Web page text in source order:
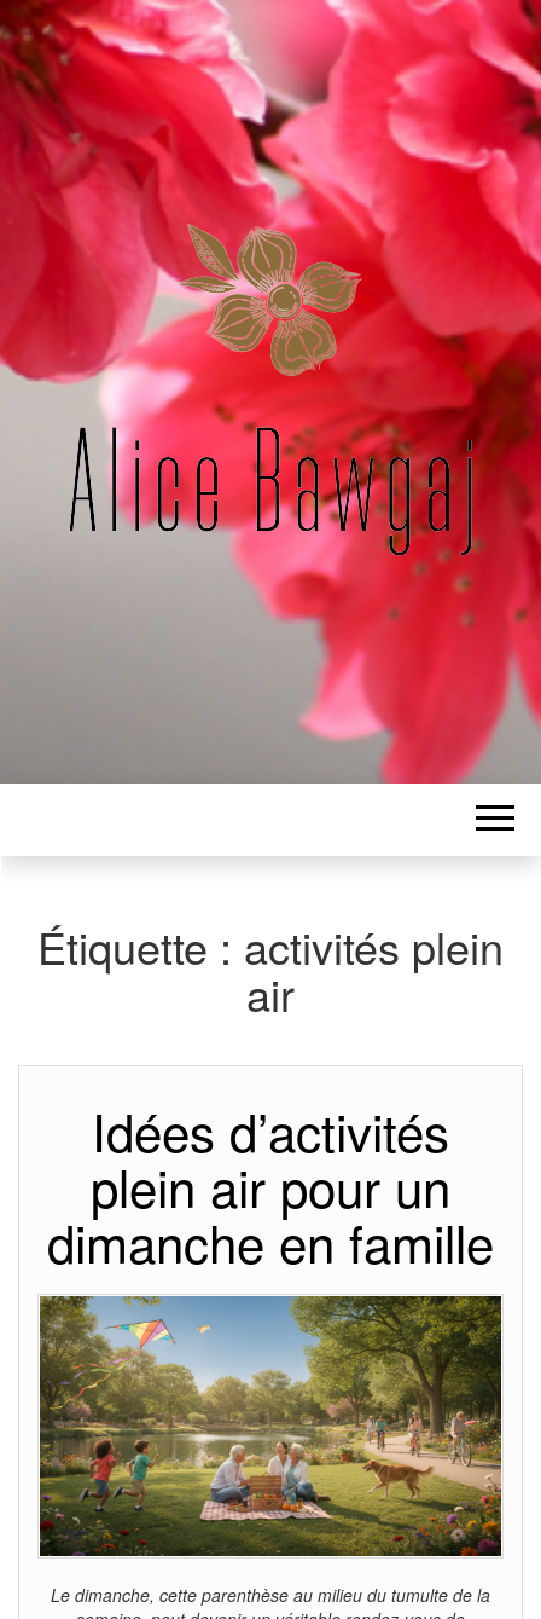
ALICE
BAWGAJ
Les petits mots d'Alice
Étiquette : activités plein
air
Idées d’activités
plein air pour un
dimanche en famille
Le dimanche, cette parenthèse au milieu du tumulte de la